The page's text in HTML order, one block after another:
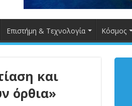
Επιστήμη & Τεχνολογία Κόσμος
και
όρθια»